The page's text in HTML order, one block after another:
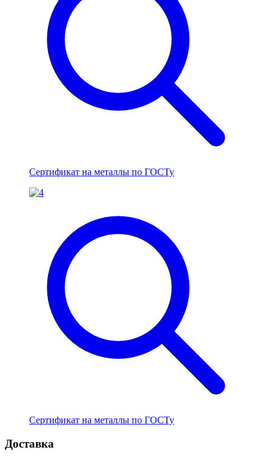
Сертификат на металлы по ГОСТу
Сертификат на металлы по ГОСТу
Доставка